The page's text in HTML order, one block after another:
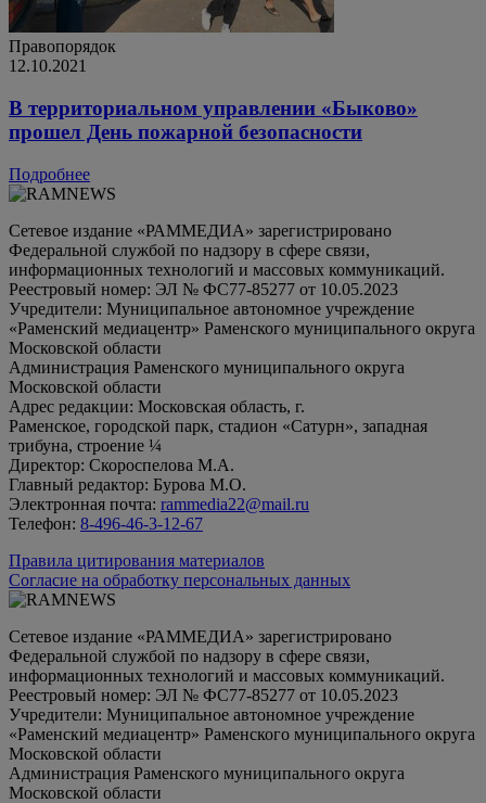
Правопорядок
12.10.2021
В территориальном управлении «Быково»
прошел День пожарной безопасности
Подробнее
Сетевое издание «РАММЕДИА» зарегистрировано
Федеральной службой по надзору в сфере связи,
информационных технологий и массовых коммуникаций.
Реестровый номер: ЭЛ № ФС77-85277 от 10.05.2023
Учредители: Муниципальное автономное учреждение
«Раменский медиацентр» Раменского муниципального округа
Московской области
Администрация Раменского муниципального округа
Московской области
Адрес редакции: Московская область, г.
Раменское, городской парк, стадион «Сатурн», западная
трибуна, строение ¼
Директор: Скороспелова М.А.
Главный редактор: Бурова М.О.
Электронная почта: rammedia22@mail.ru
Телефон: 8-496-46-3-12-67
Правила цитирования материалов
Согласие на обработку персональных данных
Сетевое издание «РАММЕДИА» зарегистрировано
Федеральной службой по надзору в сфере связи,
информационных технологий и массовых коммуникаций.
Реестровый номер: ЭЛ № ФС77-85277 от 10.05.2023
Учредители: Муниципальное автономное учреждение
«Раменский медиацентр» Раменского муниципального округа
Московской области
Администрация Раменского муниципального округа
Московской области